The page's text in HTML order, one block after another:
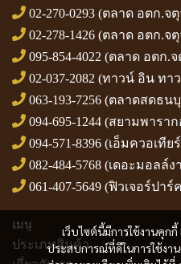
เว็บไซต์นี้มีการใช้งานคุก
ประสบการณ์ที่ดีในการใช้งา
02-270-0293 (ตลาด อตก.จ
02-278-1426 (ตลาด อตก.จ
095-854-4022 (ตลาด อตก.จ
02-037-2082 (ทาวน์ อิน ทา
063-193-7256 (ตลาดสดธน
094-695-1244 (สยามพารา
094-571-8396 (เอ็มควอเทีย
082-484-5768 (เดอะมอลล์ง
061-407-5649 (ฟิวเจอร์ปาร์
เมนู
ประเภทสินค้า